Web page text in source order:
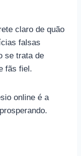
claro de quão
falsas
se trata de
fãs fiel.
online é a